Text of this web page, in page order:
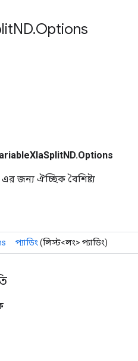
ND.Options
এর জন্য ঐচ্ছিক বৈশিষ্ট্য
প্যাডিং (লিস্ট<লং> প্যাডিং)